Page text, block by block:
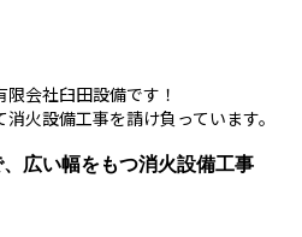
会社臼田設備です！
火設備工事を請け負っています。
広い幅をもつ消火設備工事